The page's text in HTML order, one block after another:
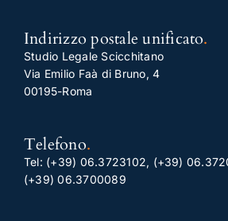
Indirizzo postale unificato.
Studio Legale Scicchitano
Via Emilio Faà di Bruno, 4
00195-Roma
Telefono.
Tel: (+39) 06.3723102, (+39)
(+39) 06.3700089